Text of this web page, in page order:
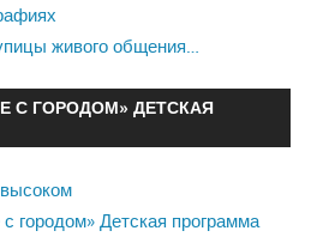
живого общения…
С ГОРОДОМ» ДЕТСКАЯ
городом» Детская программа